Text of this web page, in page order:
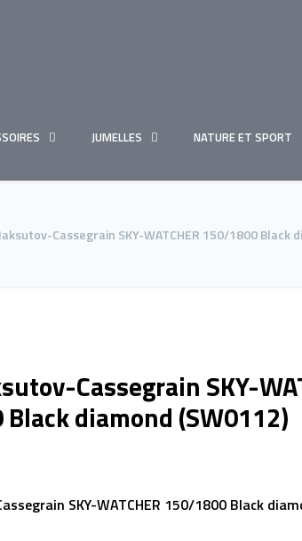
JUMELLES NATURE ET SPORT
Cassegrain SKY-WATCHER 150/1800 Black
Cassegrain SKY-
diamond (SW0112)
SKY-WATCHER 150/1800 Black